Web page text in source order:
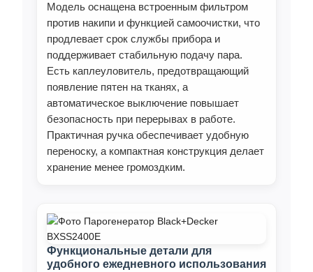
Модель оснащена встроенным фильтром
против накипи и функцией самоочистки, что
продлевает срок службы прибора и
поддерживает стабильную подачу пара.
Есть каплеуловитель, предотвращающий
появление пятен на тканях, а
автоматическое выключение повышает
безопасность при перерывах в работе.
Практичная ручка обеспечивает удобную
переноску, а компактная конструкция делает
хранение менее громоздким.
Функциональные детали для
удобного ежедневного использования